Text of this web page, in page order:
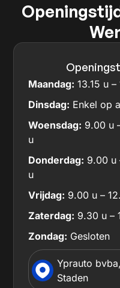
Maandag: 13.15 u
Dinsdag: Enkel op
Woensdag: 9.00 u
u
Donderdag: 9.00 u
u
Vrijdag: 9.00 u –
Zaterdag: 9.30 u –
Zondag: Gesloten
Yprauto
Staden